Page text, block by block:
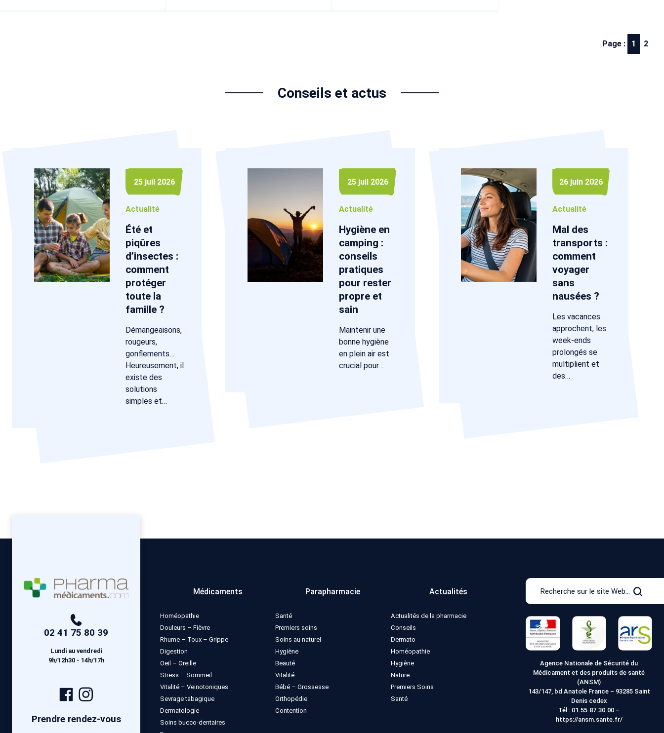
Page : 1 2
Conseils et actus
25 juil 2026
Actualité
Été et
piqûres
d’insectes :
comment
protéger
toute la
famille ?
Démangeaisons,
rougeurs,
gonflements…
Heureusement, il
existe des
solutions
simples et…
25 juil 2026
Actualité
Hygiène en
camping :
conseils
pratiques
pour rester
propre et
sain
Maintenir une
bonne hygiène
en plein air est
crucial pour…
26 juin 2026
Actualité
Mal des
transports :
comment
voyager
sans
nausées ?
Les vacances
approchent, les
week-ends
prolongés se
multiplient et
des…
02 41 75 80 39
Lundi au vendredi
9h/12h30 - 14h/17h
Page
Facebook
Prendre rendez-vous
Médicaments
Homéopathie
Douleurs – Fièvre
Rhume – Toux – Grippe
Digestion
Oeil – Oreille
Stress – Sommeil
Vitalité – Veinotoniques
Sevrage tabagique
Dermatologie
Soins bucco-dentaires
Parapharmacie
Santé
Premiers soins
Soins au naturel
Hygiène
Beauté
Vitalité
Bébé – Grossesse
Orthopédie
Contention
Actualités
Actualités de la pharmacie
Conseils
Dermato
Homéopathie
Hygiène
Nature
Premiers Soins
Santé
Recherche
le
site
Web
Agence Nationale de Sécurité du
Médicament et des produits de santé
(ANSM)
143/147, bd Anatole France – 93285 Saint
Denis cedex
Tél : 01.55.87.30.00 –
https://ansm.sante.fr/